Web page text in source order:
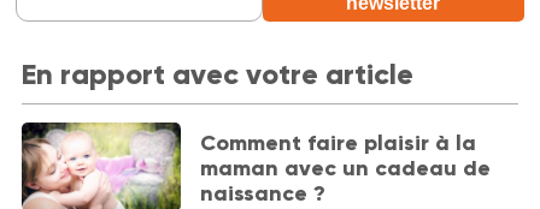
En rapport avec votre article
Comment faire plaisir à la
maman avec un cadeau de
naissance ?